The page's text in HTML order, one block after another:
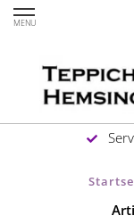
MENU